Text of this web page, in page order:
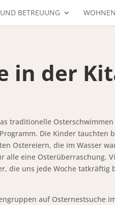
BETREUUNG WOHNEN
in der
traditionelle
Die Kinder tauchten
Ostereiern, die im Wasser
alle eine Osterüberraschung.
die uns jede Woche tatkräftig
auf Osternestsuche